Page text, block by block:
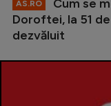
AS.RO
Cum se
Doroftei, la 51
dezvăluit